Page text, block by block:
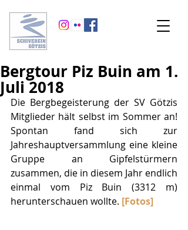
Bergtour Piz Buin am 1.
Juli 2018
Die Bergbegeisterung der SV Götzis
Mitglieder hält selbst im Sommer an!
Spontan fand sich zur
Jahreshauptversammlung eine kleine
Gruppe an Gipfelstürmern
zusammen, die in diesem Jahr endlich
einmal vom Piz Buin (3312 m)
herunterschauen wollte. [Fotos]